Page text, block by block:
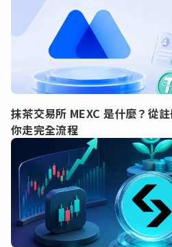
抹茶交易所 MEXC 是什麼？從
你走完全流程